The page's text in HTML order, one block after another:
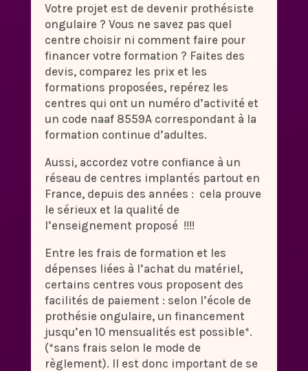
Votre projet est de devenir prothésiste
ongulaire ? Vous ne savez pas quel
centre choisir ni comment faire pour
financer votre formation ? Faites des
devis, comparez les prix et les
formations proposées, repérez les
centres qui ont un numéro d’activité et
un code naaf 8559A correspondant à la
formation continue d’adultes.
Aussi, accordez votre confiance à un
réseau de centres implantés partout en
France, depuis des années : cela prouve
le sérieux et la qualité de
l’enseignement proposé !!!!
Entre les frais de formation et les
dépenses liées à l’achat du matériel,
certains centres vous proposent des
facilités de paiement : selon l’école de
prothésie ongulaire, un financement
jusqu’en 10 mensualités est possible*.
(*sans frais selon le mode de
règlement). Il est donc important de se